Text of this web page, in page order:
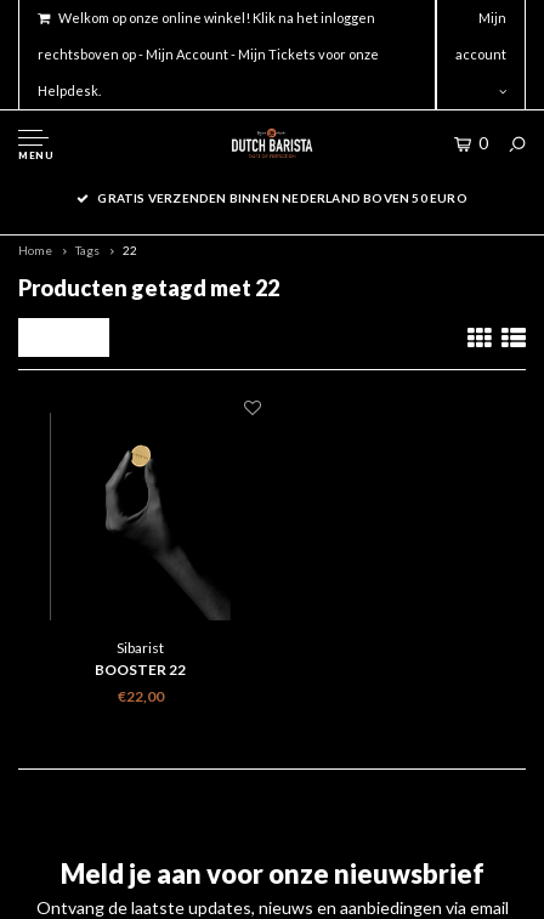
Welkom op onze online winkel! Klik na het inloggen
rechtsboven op - Mijn Account - Mijn Tickets voor onze
Helpdesk.
Mijn
account
MENU
0
GRATIS VERZENDEN BINNEN NEDERLAND BOVEN 50 EURO
Home Tags 22
Producten getagd met 22
Sibarist
BOOSTER 22
€22,00
Meld je aan voor onze nieuwsbrief
Ontvang de laatste updates, nieuws en aanbiedingen via email